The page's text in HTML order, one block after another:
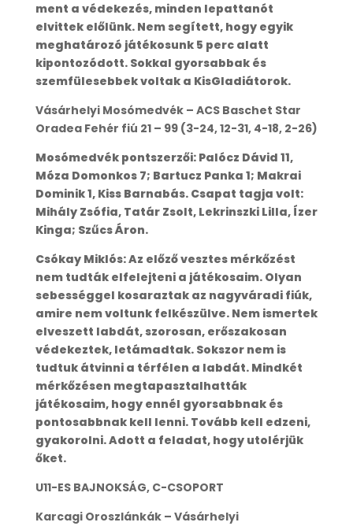
ment a védekezés, minden lepattanót
elvittek előlünk. Nem segített, hogy egyik
meghatározó játékosunk 5 perc alatt
kipontozódott. Sokkal gyorsabbak és
szemfülesebbek voltak a KisGladiátorok.
Vásárhelyi Mosómedvék – ACS Baschet Star
Oradea Fehér fiú 21 – 99 (3-24, 12-31, 4-18, 2-26)
Mosómedvék pontszerzői: Palócz Dávid 11,
Móza Domonkos 7; Bartucz Panka 1; Makrai
Dominik 1, Kiss Barnabás. Csapat tagja volt:
Mihály Zsófia, Tatár Zsolt, Lekrinszki Lilla, Ízer
Kinga; Szűcs Áron.
Csókay Miklós: Az előző vesztes mérkőzést
nem tudták elfelejteni a játékosaim. Olyan
sebességgel kosaraztak az nagyváradi fiúk,
amire nem voltunk felkészülve. Nem ismertek
elveszett labdát, szorosan, erőszakosan
védekeztek, letámadtak. Sokszor nem is
tudtuk átvinni a térfélen a labdát. Mindkét
mérkőzésen megtapasztalhatták
játékosaim, hogy ennél gyorsabbnak és
pontosabbnak kell lenni. Tovább kell edzeni,
gyakorolni. Adott a feladat, hogy utolérjük
őket.
U11-ES BAJNOKSÁG, C-CSOPORT
Karcagi Oroszlánkák – Vásárhelyi